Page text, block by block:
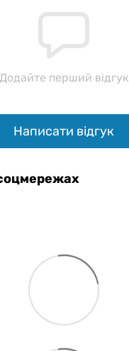
Додайте перший відгук
Написати відгук